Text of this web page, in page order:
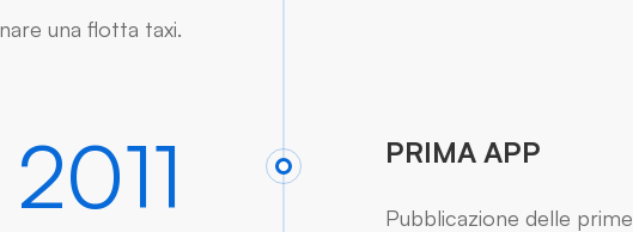
una flotta taxi.
2011 PRIMA APP
Pubblicazione delle